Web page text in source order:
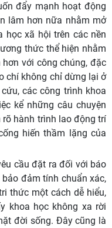
đẩy mạnh hoạt động
lâm hơn nữa nhằm mở
học xã hội trên các nền
thức thể hiện nhằm
với công chúng, đặc
chí không chỉ dừng lại ở
các công trình khoa
kể những câu chuyện
hành trình lao động trí
hiến thầm lặng của
cầu đặt ra đối với báo
đảm tính chuẩn xác,
thức một cách dễ hiểu,
khoa học không xa rời
đời sống. Đây cũng là